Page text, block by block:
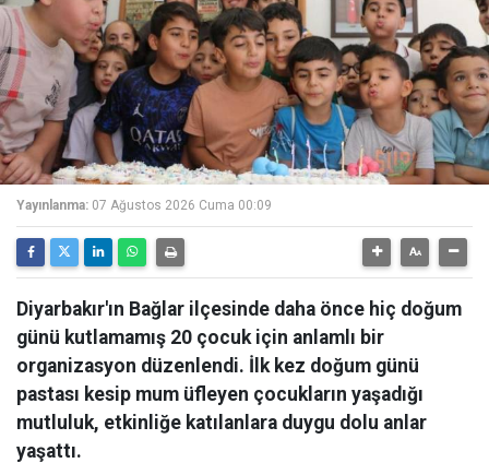
Yayınlanma: 07 Ağustos 2026 Cuma 00:09
Diyarbakır'ın Bağlar ilçesinde daha önce hiç doğum
günü kutlamamış 20 çocuk için anlamlı bir
organizasyon düzenlendi. İlk kez doğum günü
pastası kesip mum üfleyen çocukların yaşadığı
mutluluk, etkinliğe katılanlara duygu dolu anlar
yaşattı.